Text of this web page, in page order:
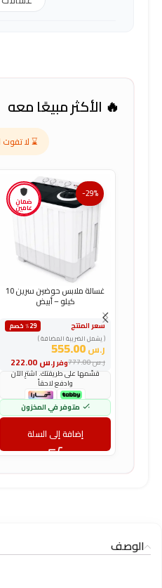
🔥 الأكثر مبيعًا معه
⌛ لا
ضمان
عامين
-29%
غسالة ملابس حوضين سرين 10
كيلو – أبيض
سعر المنتج
٪29 خصم
( يشمل الضريبة المضافة )
ر.س555.00
وفرر.س ر.س777.00
قسّمها على طريقتك. اشترِ الآن
وادفع لاحقاً
متوفر في المخزون
إضافة إلى السلة
الوصف